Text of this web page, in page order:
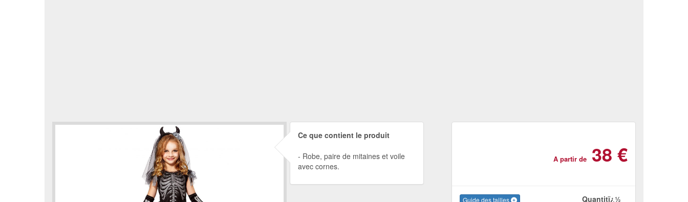
Ce que contient le produit
Robe, paire de mitaines et voile
avec cornes.
A partir de 38 €
Guide des tailles Quantitï¿½